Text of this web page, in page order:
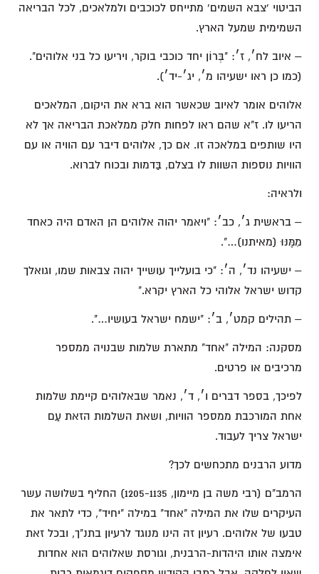
הביטוי 'צבא השמים' מתייחס לכוכבים ולמלאכים, לכל הבריאה
השמימית שמעל הארץ.
– איוב לח׳, ז׳: "בְּרוֹן יחד כוכבי בוקר, ויריעו כל בני אלוהים".
(כמו כן ראו ישעיהו מ׳, יג׳-יד׳).
אלוהים אומר לאיוב שכאשר הוא ברא את היקום, המלאכים
הריעו לו. ז"א שהם ראו לפחות חלק ממלאכת הבריאה אך לא
היו שותפים במלאכה זו. אם כך, אלוהים דיבר עם הוויה או עם
הוויות נוספות השוות לו בצלם, בַּדמות ובכוח לברוא.
ולראיה:
– בראשית ג׳, כב׳: "ויאמר יהוה אלוהים הן האדם היה כאחד
מִמֶּנּוּ (מאיתנו)…".
– ישעיהו נד׳, ה׳: "כי בועלייך עושייך יהוה צבאות שמו, וגואלך
קדוש ישראל אלוהי כל הארץ יקרא."
– תהילים קמט׳, ב׳: "ישמח ישראל בעושיו…".
מסקנה: המילה "אחד" מתארת שלמות שבנויה ממספר
מרכיבים או פרטים.
לפיכך, בספר דברים ו׳, ד׳, נאמר שבאלוהים קיימת שלמות
אחת המורכבת ממספר הוויות, ושאת השלמות הזאת עַם
ישראל צריך לעבוד.
מדוע הרבנים מתכחשים לכך?
הרמב"ם (רבי משה בן מיימון, 1205-1135) החליף בשלושה עשר
העיקרים שלו את המילה "אחד" במילה "יחיד", כדי לתאר את
טבעו של אלוהים. רעיון זה הינו מנוגד לרעיון בתנ"ך, ובכל זאת
אימצה אותו היהדות-הרבנית, וגורסת שאלוהים הוא אחדות